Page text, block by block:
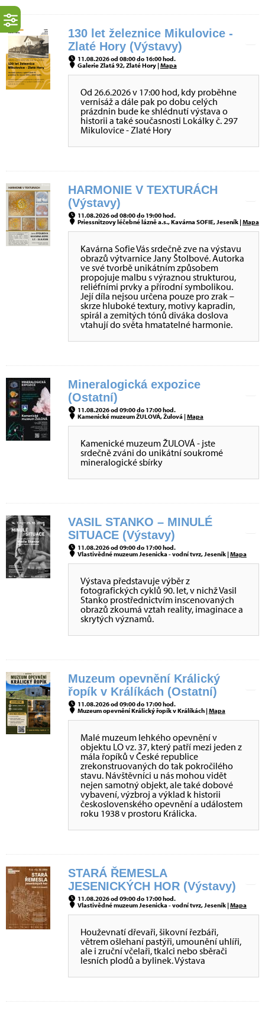
130 let železnice Mikulovice -
Zlaté Hory (Výstavy)
11.08.2026 od 08:00 do 16:00 hod.
Galerie Zlatá 92, Zlaté Hory |Mapa
Od 26.6.2026 v 17:00 hod, kdy proběhne
vernisáž a dále pak po dobu celých
prázdnin bude ke shlédnutí výstava o
historii a také současnosti Lokálky č. 297
Mikulovice - Zlaté Hory
HARMONIE V TEXTURÁCH
(Výstavy)
11.08.2026 od 08:00 do 19:00 hod.
Priessnitzovy léčebné lázně a.s., Kavárna SOFIE, Jeseník |Mapa
Kavárna Sofie Vás srdečně zve na výstavu
obrazů výtvarnice Jany Štolbové. Autorka
ve své tvorbě unikátním způsobem
propojuje malbu s výraznou strukturou,
reliéfními prvky a přírodní symbolikou.
Její díla nejsou určena pouze pro zrak –
skrze hluboké textury, motivy kapradin,
spirál a zemitých tónů diváka doslova
vtahují do světa hmatatelné harmonie.
Mineralogická expozice
(Ostatní)
11.08.2026 od 09:00 do 17:00 hod.
Kamenické muzeum ŽULOVÁ, Žulová |Mapa
Kamenické muzeum ŽULOVÁ - jste
srdečně zváni do unikátní soukromé
mineralogické sbírky
VASIL STANKO – MINULÉ
SITUACE (Výstavy)
11.08.2026 od 09:00 do 17:00 hod.
Vlastivědné muzeum Jesenicka - vodní tvrz, Jeseník |Mapa
Výstava představuje výběr z
fotografických cyklů 90. let, v nichž Vasil
Stanko prostřednictvím inscenovaných
obrazů zkoumá vztah reality, imaginace a
skrytých významů.
Muzeum opevnění Králický
řopík v Králíkách (Ostatní)
11.08.2026 od 09:00 do 17:00 hod.
Muzeum opevnění Králický řopík v Králíkách |Mapa
Malé muzeum lehkého opevnění v
objektu LO vz. 37, který patří mezi jeden z
mála řopíků v České republice
zrekonstruovaných do tak pokročilého
stavu. Návštěvníci u nás mohou vidět
nejen samotný objekt, ale také dobové
vybavení, výzbroj a výklad k historii
československého opevnění a událostem
roku 1938 v prostoru Králicka.
STARÁ ŘEMESLA
JESENICKÝCH HOR (Výstavy)
11.08.2026 od 09:00 do 17:00 hod.
Vlastivědné muzeum Jesenicka - vodní tvrz, Jeseník |Mapa
Houževnatí dřevaři, šikovní řezbáři,
větrem ošlehaní pastýři, umounění uhlíři,
ale i zruční včelaři, tkalci nebo sběrači
lesních plodů a bylinek. Výstava